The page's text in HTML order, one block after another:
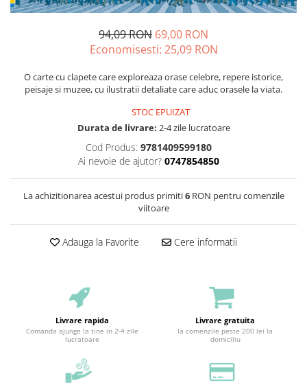
94,09 RON 69,00 RON
Economisesti: 25,09 RON
O carte cu clapete care exploreaza orase celebre, repere istorice,
peisaje si muzee, cu ilustratii detaliate care aduc orasele la viata.
STOC EPUIZAT
Durata de livrare: 2-4 zile lucratoare
Cod Produs: 9781409599180
Ai nevoie de ajutor? 0747854850
La achizitionarea acestui produs primiti6RON pentru comenzile
viitoare
Adauga la Favorite Cere informatii
Livrare rapida
Comanda ajunge la tine in 2-4 zile
lucratoare
Livrare gratuita
la comenzile peste 200 lei la
domiciliu